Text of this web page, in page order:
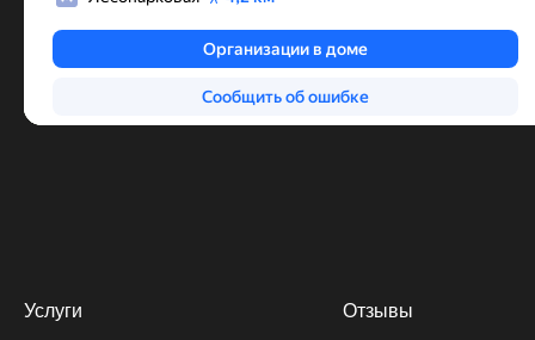
Услуги
Отзывы